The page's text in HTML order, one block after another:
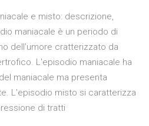
e misto: descrizione,
maniacale è un periodo di
dell'umore cratterizzato da
L'episodio maniacale ha
maniacale ma presenta
L'episodio misto si caratterizza
di tratti